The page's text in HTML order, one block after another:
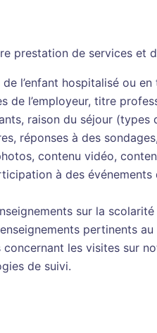
prestation de services et
l’enfant hospitalisé ou
de l’employeur, titre
raison du séjour (types
réponses à des
contenu vidéo,
à des événements
sur la
pertinents
les visites sur
de suivi.